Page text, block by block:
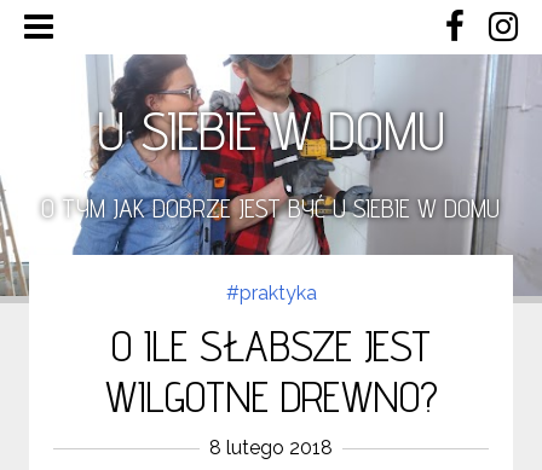
U SIEBIE W DOMU
O TYM JAK DOBRZE JEST BYĆ U SIEBIE W DOMU
#praktyka
O ILE SŁABSZE JEST
WILGOTNE DREWNO?
8 lutego 2018